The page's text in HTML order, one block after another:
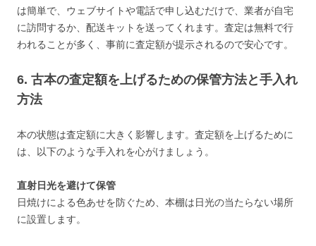
は簡単で、ウェブサイトや電話で申し込むだけで、業者が自宅
に訪問するか、配送キットを送ってくれます。査定は無料で行
われることが多く、事前に査定額が提示されるので安心です。
6. 古本の査定額を上げるための保管方法と手入れ
方法
本の状態は査定額に大きく影響します。査定額を上げるために
は、以下のような手入れを心がけましょう。
直射日光を避けて保管
日焼けによる色あせを防ぐため、本棚は日光の当たらない場所
に設置します。